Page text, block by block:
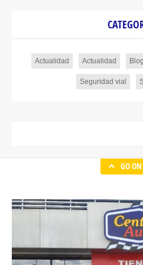
Actualidad Actualidad Blog
Seguridad vial
GO